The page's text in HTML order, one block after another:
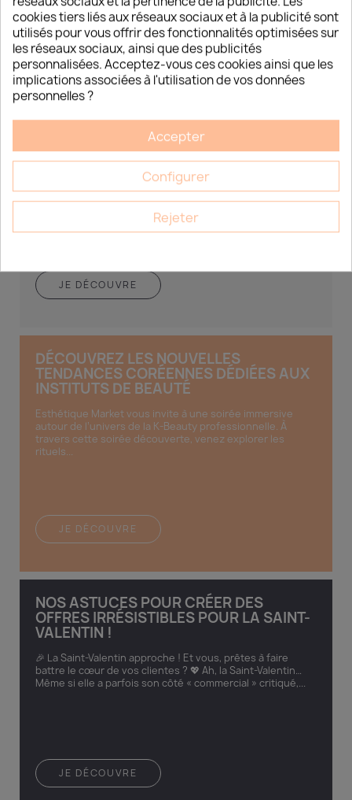
TENDANCES CORÉENNES DÉDIÉES AUX
INSTITUTS DE BEAUTÉ
Découvrez les nouvelles tendances coréennes dédiées
aux instituts de beauté Esthétique Market 15 Chemin du
Bois Rond, LOT A7...
JE DÉCOUVRE
DÉCOUVREZ LES NOUVELLES
TENDANCES CORÉENNES DÉDIÉES AUX
INSTITUTS DE BEAUTÉ
Esthétique Market vous invite à une soirée immersive
autour de l’univers de la K-Beauty professionnelle. À
travers cette soirée découverte, venez explorer les
rituels...
JE DÉCOUVRE
NOS ASTUCES POUR CRÉER DES
OFFRES IRRÉSISTIBLES POUR LA SAINT-
VALENTIN !
🎉 La Saint-Valentin approche ! Et vous, prêtes à faire
battre le cœur de vos clientes ? 💖 Ah, la Saint-Valentin…
Même si elle a parfois son côté « commercial » critiqué,...
JE DÉCOUVRE
cookies tiers liés aux réseaux sociaux et à la publicité sont
utilisés pour vous offrir des fonctionnalités optimisées sur
les réseaux sociaux, ainsi que des publicités
personnalisées. Acceptez-vous ces cookies ainsi que les
implications associées à l'utilisation de vos données
personnelles ?
Accepter
Configurer
Rejeter